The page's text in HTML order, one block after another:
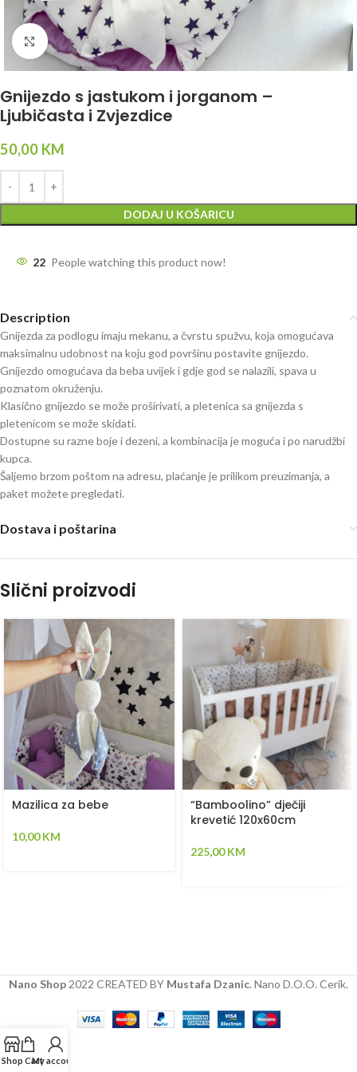
Click to enlarge
Gnijezdo s jastukom i jorganom –
Ljubičasta i Zvjezdice
50,00 KM
DODAJ U KOŠARICU
22 People watching this product now!
Description
Gnijezda za podlogu imaju mekanu, a čvrstu spužvu, koja omogućava
maksimalnu udobnost na koju god površinu postavite gnijezdo.
Gnijezdo omogućava da beba uvijek i gdje god se nalazili, spava u
poznatom okruženju.
Klasično gnijezdo se može proširivati, a pletenica sa gnijezda s
pletenicom se može skidati.
Dostupne su razne boje i dezeni, a kombinacija je moguća i po narudžbi
kupca.
Šaljemo brzom poštom na adresu, plaćanje je prilikom preuzimanja, a
paket možete pregledati.
Dostava i poštarina
Slični proizvodi
Mazilica za bebe
10,00KM
“Bamboolino” dječiji
krevetić 120x60cm
225,00KM
Nano Shop 2022 CREATED BY Mustafa Dzanic. Nano D.O.O. Cerik.
Shop Cart
My account